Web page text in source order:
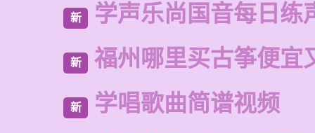
新 学声乐尚国音每日练
新 福州哪里买古筝便宜
新 学唱歌曲简谱视频